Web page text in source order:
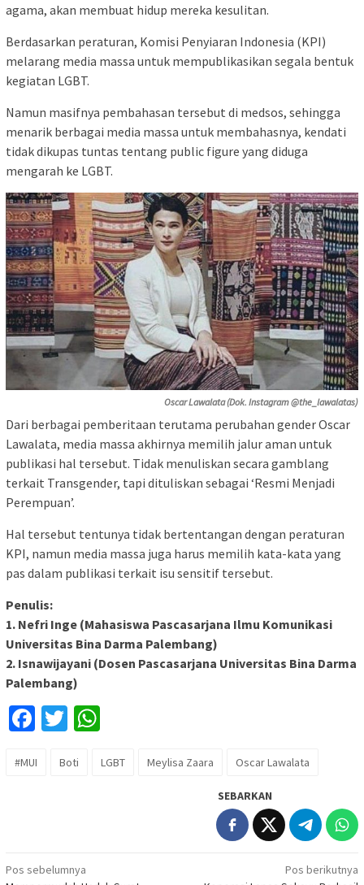
agama, akan membuat hidup mereka kesulitan.
Berdasarkan peraturan, Komisi Penyiaran Indonesia (KPI)
melarang media massa untuk mempublikasikan segala bentuk
kegiatan LGBT.
Namun masifnya pembahasan tersebut di medsos, sehingga
menarik berbagai media massa untuk membahasnya, kendati
tidak dikupas tuntas tentang public figure yang diduga
mengarah ke LGBT.
Oscar Lawalata (Dok. Instagram @the_lawalatas)
Dari berbagai pemberitaan terutama perubahan gender Oscar
Lawalata, media massa akhirnya memilih jalur aman untuk
publikasi hal tersebut. Tidak menuliskan secara gamblang
terkait Transgender, tapi dituliskan sebagai ‘Resmi Menjadi
Perempuan’.
Hal tersebut tentunya tidak bertentangan dengan peraturan
KPI, namun media massa juga harus memilih kata-kata yang
pas dalam publikasi terkait isu sensitif tersebut.
Penulis:
1. Nefri Inge (Mahasiswa Pascasarjana Ilmu Komunikasi
Universitas Bina Darma Palembang)
2. Isnawijayani (Dosen Pascasarjana Universitas Bina Darma
Palembang)
Facebook
Twitter
#MUI Boti LGBT Meylisa Zaara Oscar Lawalata
SEBARKAN
Navigasi
Pos sebelumnya
Pos berikutnya